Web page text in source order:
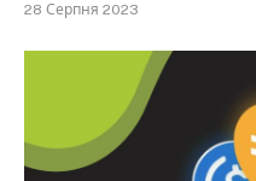
28 Серпня 2023